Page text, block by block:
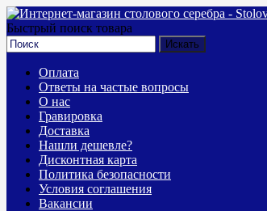
Быстрый поиск товара
Оплата
Ответы на частые вопросы
О нас
Гравировка
Доставка
Нашли дешевле?
Дисконтная карта
Политика безопасности
Условия соглашения
Вакансии